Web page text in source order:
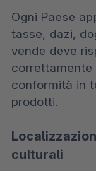
Ogni Paese
tasse, dazi,
vende deve
correttamente
conformità in
prodotti.
culturali